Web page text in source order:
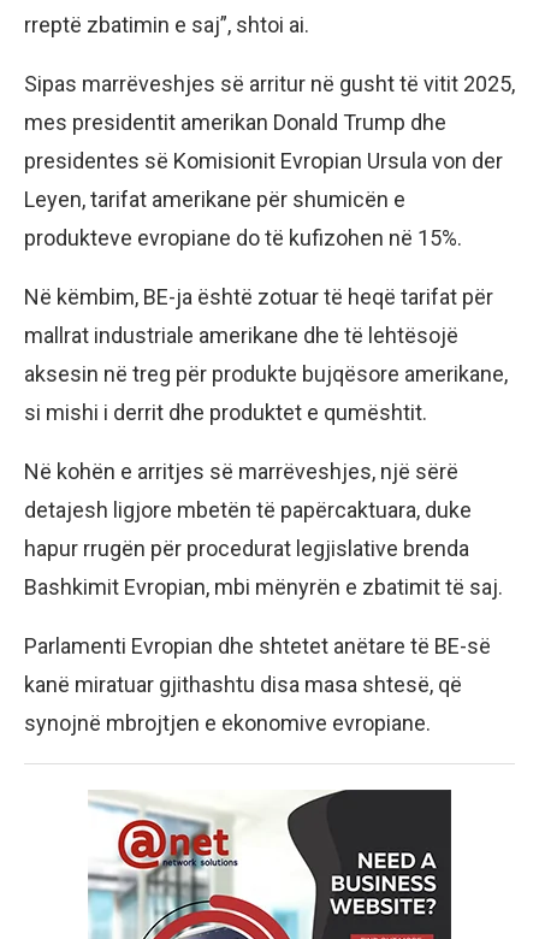
rreptë zbatimin e saj”, shtoi ai.
Sipas marrëveshjes së arritur në gusht të vitit 2025,
mes presidentit amerikan Donald Trump dhe
presidentes së Komisionit Evropian Ursula von der
Leyen, tarifat amerikane për shumicën e
produkteve evropiane do të kufizohen në 15%.
Në këmbim, BE-ja është zotuar të heqë tarifat për
mallrat industriale amerikane dhe të lehtësojë
aksesin në treg për produkte bujqësore amerikane,
si mishi i derrit dhe produktet e qumështit.
Në kohën e arritjes së marrëveshjes, një sërë
detajesh ligjore mbetën të papërcaktuara, duke
hapur rrugën për procedurat legjislative brenda
Bashkimit Evropian, mbi mënyrën e zbatimit të saj.
Parlamenti Evropian dhe shtetet anëtare të BE-së
kanë miratuar gjithashtu disa masa shtesë, që
synojnë mbrojtjen e ekonomive evropiane.